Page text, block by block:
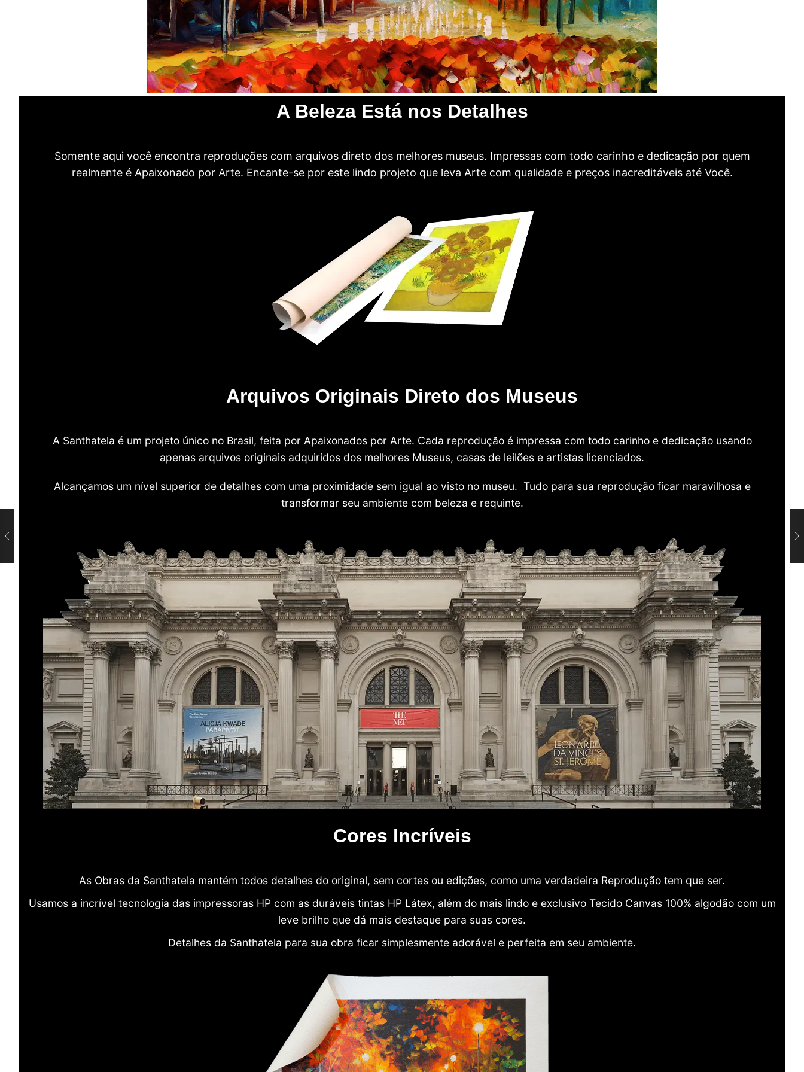
A Beleza Está nos Detalhes
Somente aqui você encontra reproduções com arquivos direto dos melhores museus. Impressas com todo carinho e dedicação por quem
realmente é Apaixonado por Arte. Encante-se por este lindo projeto que leva Arte com qualidade e preços inacreditáveis até Você.
Arquivos Originais Direto dos Museus
A Santhatela é um projeto único no Brasil, feita por Apaixonados por Arte. Cada reprodução é impressa com todo carinho e dedicação usando
apenas arquivos originais adquiridos dos melhores Museus, casas de leilões e artistas licenciados.
Alcançamos um nível superior de detalhes com uma proximidade sem igual ao visto no museu. Tudo para sua reprodução ficar maravilhosa e
transformar seu ambiente com beleza e requinte.
Cores Incríveis
As Obras da Santhatela mantém todos detalhes do original, sem cortes ou edições, como uma verdadeira Reprodução tem que ser.
Usamos a incrível tecnologia das impressoras HP com as duráveis tintas HP Látex, além do mais lindo e exclusivo Tecido Canvas 100% algodão com um
leve brilho que dá mais destaque para suas cores.
Detalhes da Santhatela para sua obra ficar simplesmente adorável e perfeita em seu ambiente.